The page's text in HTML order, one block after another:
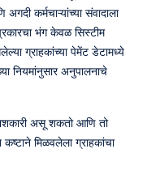
कर्मचाऱ्यांच्या संवादाला
भंग केवळ सिस्टीम
ग्राहकांच्या पेमेंट डेटामध्ये
नियमांनुसार अनुपालनाचे
असू शकतो आणि तो
मिळवलेला ग्राहकांचा